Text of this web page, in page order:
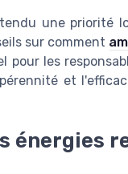
une priorité
sur comment
pour les
et
énergies